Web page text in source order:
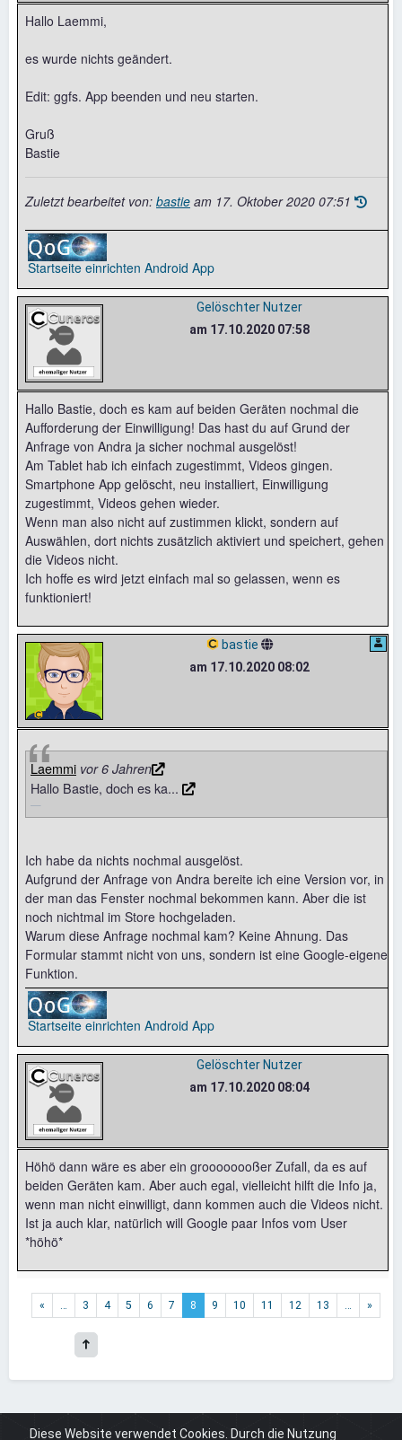
Hallo Laemmi,
es wurde nichts geändert.
Edit: ggfs. App beenden und neu starten.
Gruß
Bastie
Zuletzt bearbeitet von: bastie am 17. Oktober 2020 07:51
Startseite einrichten Android App
Gelöschter Nutzer
am 17.10.2020 07:58
Hallo Bastie, doch es kam auf beiden Geräten nochmal die
Aufforderung der Einwilligung! Das hast du auf Grund der
Anfrage von Andra ja sicher nochmal ausgelöst!
Am Tablet hab ich einfach zugestimmt, Videos gingen.
Smartphone App gelöscht, neu installiert, Einwilligung
zugestimmt, Videos gehen wieder.
Wenn man also nicht auf zustimmen klickt, sondern auf
Auswählen, dort nichts zusätzlich aktiviert und speichert, gehen
die Videos nicht.
Ich hoffe es wird jetzt einfach mal so gelassen, wenn es
funktioniert!
bastie
am 17.10.2020 08:02
Laemmi vor 6 Jahren
Hallo Bastie, doch es ka...
Ich habe da nichts nochmal ausgelöst.
Aufgrund der Anfrage von Andra bereite ich eine Version vor, in
der man das Fenster nochmal bekommen kann. Aber die ist
noch nichtmal im Store hochgeladen.
Warum diese Anfrage nochmal kam? Keine Ahnung. Das
Formular stammt nicht von uns, sondern ist eine Google-eigene
Funktion.
Startseite einrichten Android App
Gelöschter Nutzer
am 17.10.2020 08:04
Höhö dann wäre es aber ein groooooooßer Zufall, da es auf
beiden Geräten kam. Aber auch egal, vielleicht hilft die Info ja,
wenn man nicht einwilligt, dann kommen auch die Videos nicht.
Ist ja auch klar, natürlich will Google paar Infos vom User
*höhö*
« 3 4 5 6 7 8 9 10 11 12 13 »
Board Cuneros.deNews & InfosCuneros.de Android App
Diese Website verwendet Cookies. Durch die Nutzung